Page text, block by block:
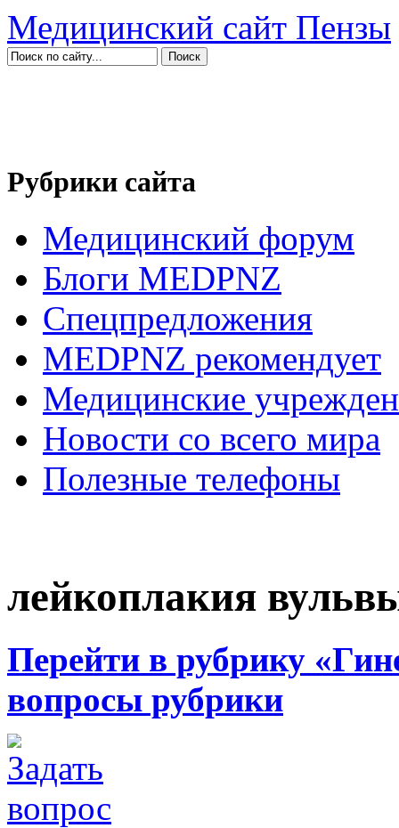
Медицинский сайт Пензы
Рубрики сайта
Медицинский форум
Блоги MEDPNZ
Спецпредложения
MEDPNZ рекомендует
Медицинские
Новости со всего мира
Полезные телефоны
лейкоплакия
Перейти в рубрику
вопросы рубрики